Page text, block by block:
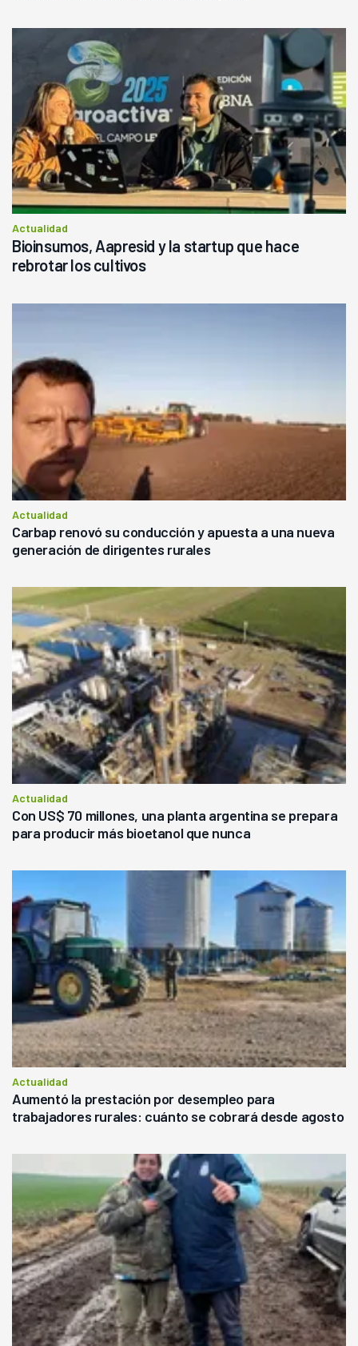
Actualidad
Bioinsumos, Aapresid y la startup que hace
rebrotar los cultivos
Actualidad
Carbap renovó su conducción y apuesta a una nueva
generación de dirigentes rurales
Actualidad
Con US$ 70 millones, una planta argentina se prepara
para producir más bioetanol que nunca
Actualidad
Aumentó la prestación por desempleo para
trabajadores rurales: cuánto se cobrará desde agosto